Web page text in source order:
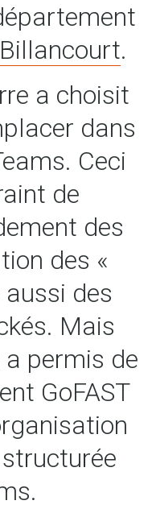
.
a choisit
dans
Ceci
de
des
des «
des
Mais
permis de
GoFAST